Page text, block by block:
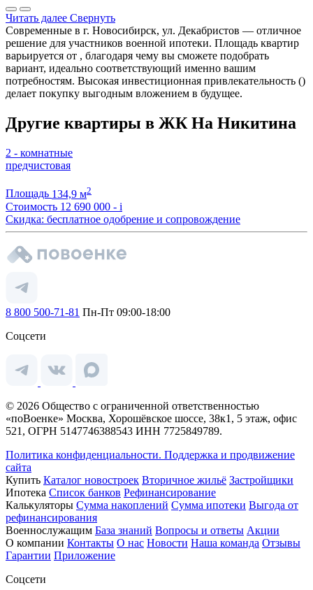
Читать далее Свернуть
Современные в г. Новосибирск, ул. Декабристов — отличное
решение для участников военной ипотеки. Площадь квартир
варьируется от , благодаря чему вы сможете подобрать
вариант, идеально соответствующий именно вашим
потребностям. Высокая инвестиционная привлекательность ()
делает покупку выгодным вложением в будущее.
Другие квартиры в ЖК На Никитина
2 - комнатные
предчистовая
Площадь 134,9 м2
Стоимость 12 690 000 - i
Скидка: бесплатное одобрение и сопровождение
8 800 500-71-81 Пн-Пт 09:00-18:00
Соцсети
© 2026 Общество с ограниченной ответственностью
«поВоенке» Москва, Хорошёвское шоссе, 38к1, 5 этаж, офис
521, ОГРН 5147746388543 ИНН 7725849789.
Политика конфиденциальности. Поддержка и продвижение
сайта
Купить Каталог новостроек Вторичное жильё Застройщики
Ипотека Список банков Рефинансирование
Калькуляторы Сумма накоплений Сумма ипотеки Выгода от
рефинансирования
Военнослужащим База знаний Вопросы и ответы Акции
О компании Контакты О нас Новости Наша команда Отзывы
Гарантии Приложение
Соцсети